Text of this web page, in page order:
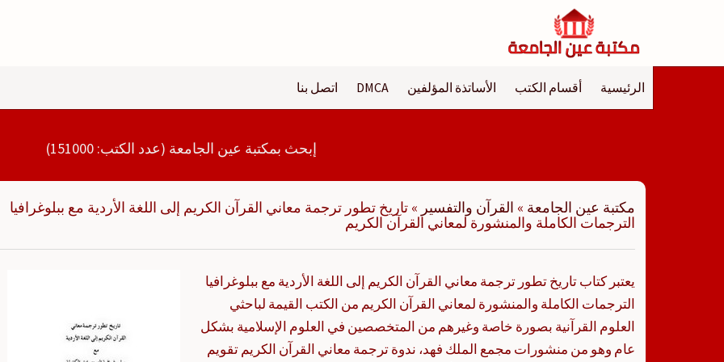
الرئيسية أقسام الكتب الأساتذة المؤلفين DMCA اتصل بنا
إبحث بمكتبة عين الجامعة (عدد الكتب: 151000)
مكتبة عين الجامعة » القرآن والتفسير » تاريخ تطور ترجمة معاني القرآن الكريم إلى اللغة الأردية مع ببلوغرافيا
الترجمات الكاملة والمنشورة لمعاني القرآن الكريم
يعتبر كتاب تاريخ تطور ترجمة معاني القرآن الكريم إلى اللغة الأردية مع ببلوغرافيا
الترجمات الكاملة والمنشورة لمعاني القرآن الكريم من الكتب القيمة لباحثي
العلوم القرآنية بصورة خاصة وغيرهم من المتخصصين في العلوم الإسلامية بشكل
عام وهو من منشورات مجمع الملك فهد، ندوة ترجمة معاني القرآن الكريم تقويم